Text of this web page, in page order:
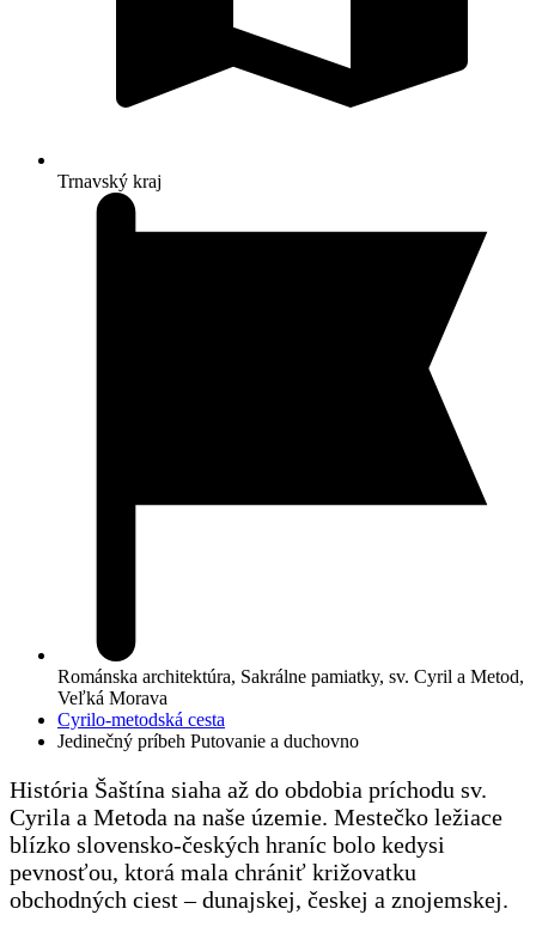
Trnavský kraj
Románska architektúra, Sakrálne pamiatky, sv. Cyril a Metod,
Veľká Morava
Cyrilo-metodská cesta
Jedinečný príbeh Putovanie a duchovno
História Šaštína siaha až do obdobia príchodu sv.
Cyrila a Metoda na naše územie. Mestečko ležiace
blízko slovensko-českých hraníc bolo kedysi
pevnosťou, ktorá mala chrániť križovatku
obchodných ciest – dunajskej, českej a znojemskej.